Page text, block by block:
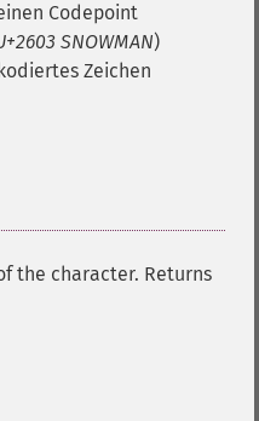
Codepoint
SNOWMAN)
Zeichen
the character. Returns